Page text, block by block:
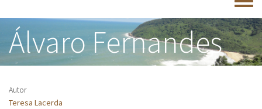
Toggle
menu
Álvaro Fernandes
Autor
Teresa Lacerda